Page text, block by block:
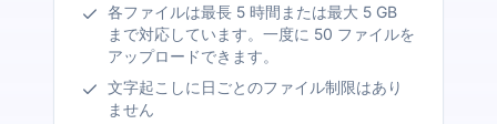
各ファイルは最長 5 時間または最大 5 GB
まで対応しています。一度に 50 ファイルを
アップロードできます。
文字起こしに日ごとのファイル制限はあり
ません